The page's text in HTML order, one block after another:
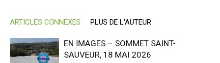
ARTICLES CONNEXES PLUS DE L'AUTEUR
EN IMAGES – SOMMET SAINT-
SAUVEUR, 18 MAI 2026